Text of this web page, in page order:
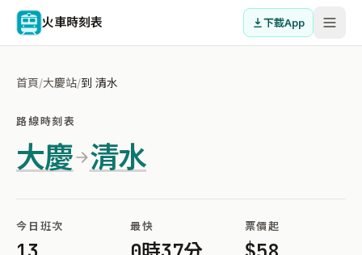
火車時刻表 下載App
首頁/大慶站/到 清水
路線時刻表
大慶 清水
今日班次 最快 票價起